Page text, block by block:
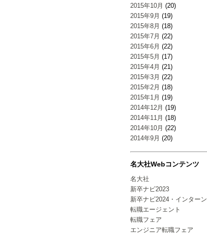
2015年10月 (20)
2015年9月 (19)
2015年8月 (18)
2015年7月 (22)
2015年6月 (22)
2015年5月 (17)
2015年4月 (21)
2015年3月 (22)
2015年2月 (18)
2015年1月 (19)
2014年12月 (19)
2014年11月 (18)
2014年10月 (22)
2014年9月 (20)
名大社Webコンテンツ
名大社
新卒ナビ2023
新卒ナビ2024・インターン
転職エージェント
転職フェア
エンジニア転職フェア